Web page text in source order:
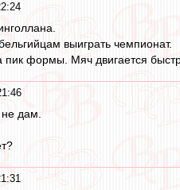
выиграть чемпионат.
формы. Мяч двигается
дам.